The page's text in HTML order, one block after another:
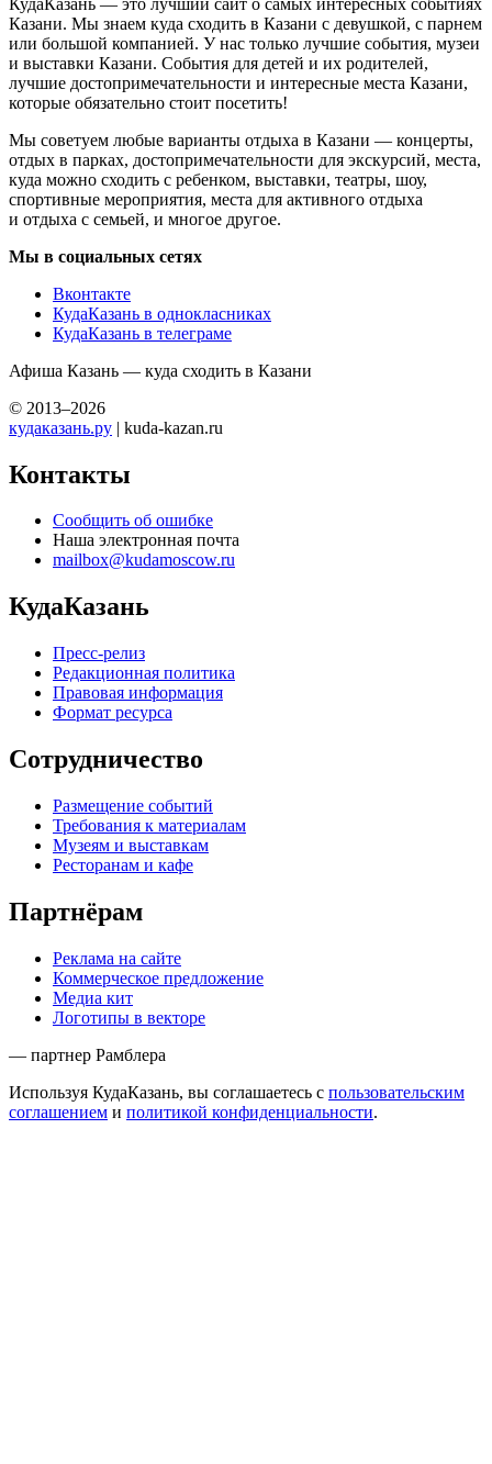
Казани. Мы знаем куда сходить в Казани с девушкой, с парнем
или большой компанией. У нас только лучшие события, музеи
и выставки Казани. События для детей и их родителей,
лучшие достопримечательности и интересные места Казани,
которые обязательно стоит посетить!
Мы советуем любые варианты отдыха в Казани — концерты,
отдых в парках, достопримечательности для экскурсий, места,
куда можно сходить с ребенком, выставки, театры, шоу,
спортивные мероприятия, места для активного отдыха
и отдыха с семьей, и многое другое.
Мы в социальных сетях
Вконтакте
КудаКазань в однокласниках
КудаКазань в телеграме
Афиша Казань — куда сходить в Казани
© 2013–2026
кудаказань.ру | kuda-kazan.ru
Контакты
Сообщить об ошибке
Наша электронная почта
mailbox@kudamoscow.ru
КудаКазань
Пресс-релиз
Редакционная политика
Правовая информация
Формат ресурса
Сотрудничество
Размещение событий
Требования к материалам
Музеям и выставкам
Ресторанам и кафе
Партнёрам
Реклама на сайте
Коммерческое предложение
Медиа кит
Логотипы в векторе
— партнер Рамблера
Используя КудаКазань, вы соглашаетесь с пользовательским
соглашением и политикой конфиденциальности.